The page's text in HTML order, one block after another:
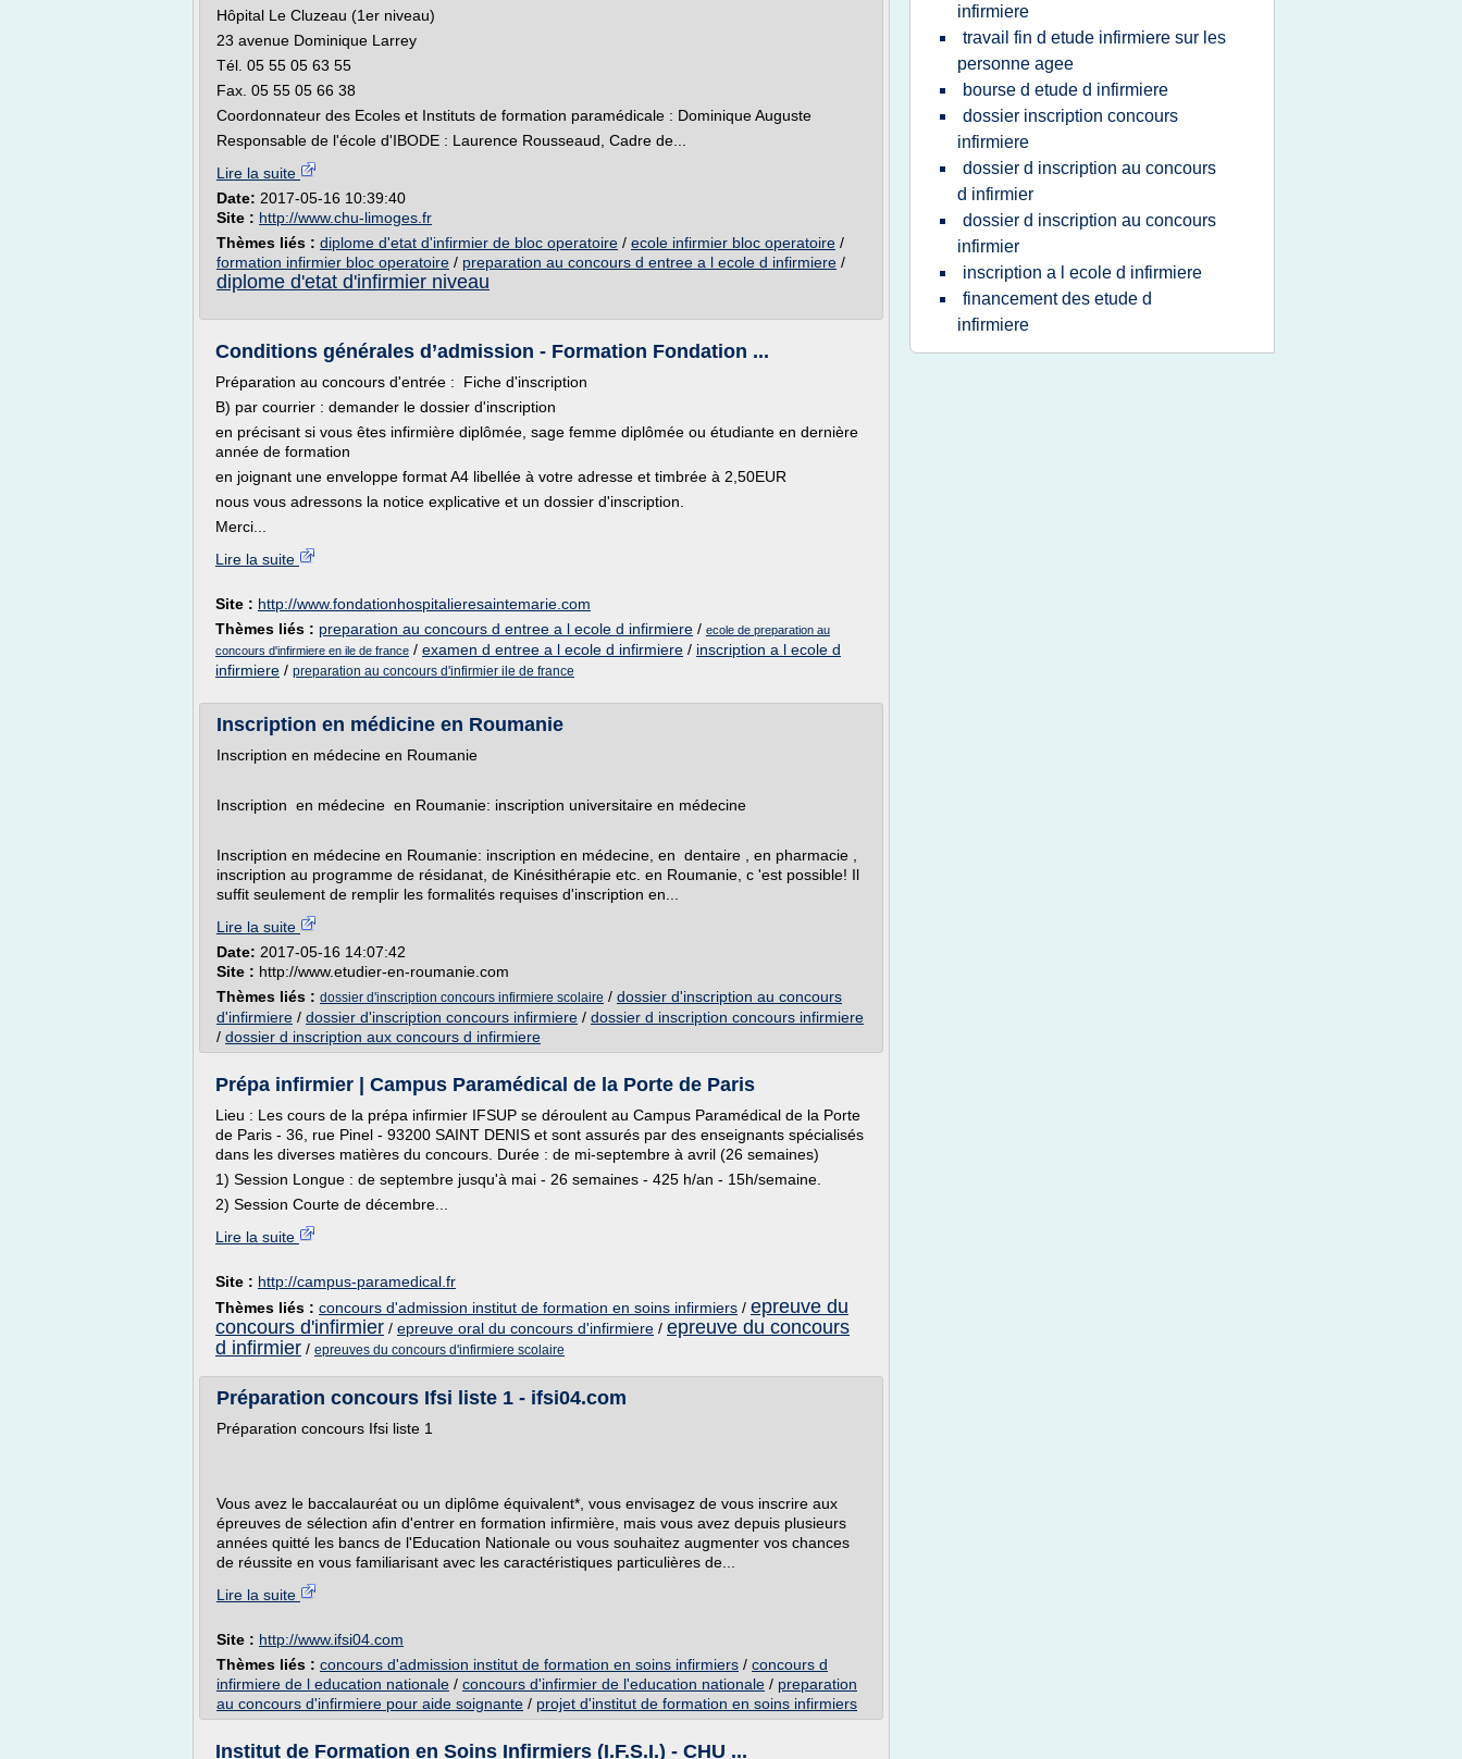
Hôpital Le Cluzeau (1er niveau)
23 avenue Dominique Larrey
Tél. 05 55 05 63 55
Fax. 05 55 05 66 38
Coordonnateur des Ecoles et Instituts de formation paramédicale : Dominique Auguste
Responsable de l'école d'IBODE : Laurence Rousseaud, Cadre de...
Lire la suite
Date: 2017-05-16 10:39:40
Site : http://www.chu-limoges.fr
Thèmes liés : diplome d'etat d'infirmier de bloc operatoire / ecole infirmier bloc operatoire /
formation infirmier bloc operatoire / preparation au concours d entree a l ecole d infirmiere /
diplome d'etat d'infirmier niveau
Conditions générales d’admission - Formation Fondation ...
Préparation au concours d'entrée : Fiche d'inscription
B) par courrier : demander le dossier d'inscription
en précisant si vous êtes infirmière diplômée, sage femme diplômée ou étudiante en dernière
année de formation
en joignant une enveloppe format A4 libellée à votre adresse et timbrée à 2,50EUR
nous vous adressons la notice explicative et un dossier d'inscription.
Merci...
Lire la suite
Site : http://www.fondationhospitalieresaintemarie.com
Thèmes liés : preparation au concours d entree a l ecole d infirmiere / ecole de preparation au
concours d'infirmiere en ile de france / examen d entree a l ecole d infirmiere / inscription a l ecole d
infirmiere / preparation au concours d'infirmier ile de france
Inscription en médicine en Roumanie
Inscription en médecine en Roumanie
Inscription en médecine en Roumanie: inscription universitaire en médecine
Inscription en médecine en Roumanie: inscription en médecine, en dentaire , en pharmacie ,
inscription au programme de résidanat, de Kinésithérapie etc. en Roumanie, c 'est possible! Il
suffit seulement de remplir les formalités requises d'inscription en...
Lire la suite
Date: 2017-05-16 14:07:42
Site : http://www.etudier-en-roumanie.com
Thèmes liés : dossier d'inscription concours infirmiere scolaire / dossier d'inscription au concours
d'infirmiere / dossier d'inscription concours infirmiere / dossier d inscription concours infirmiere
/ dossier d inscription aux concours d infirmiere
Prépa infirmier | Campus Paramédical de la Porte de Paris
Lieu : Les cours de la prépa infirmier IFSUP se déroulent au Campus Paramédical de la Porte
de Paris - 36, rue Pinel - 93200 SAINT DENIS et sont assurés par des enseignants spécialisés
dans les diverses matières du concours. Durée : de mi-septembre à avril (26 semaines)
1) Session Longue : de septembre jusqu'à mai - 26 semaines - 425 h/an - 15h/semaine.
2) Session Courte de décembre...
Lire la suite
Site : http://campus-paramedical.fr
Thèmes liés : concours d'admission institut de formation en soins infirmiers / epreuve du
concours d'infirmier / epreuve oral du concours d'infirmiere / epreuve du concours
d infirmier / epreuves du concours d'infirmiere scolaire
Préparation concours Ifsi liste 1 - ifsi04.com
Préparation concours Ifsi liste 1
Vous avez le baccalauréat ou un diplôme équivalent*, vous envisagez de vous inscrire aux
épreuves de sélection afin d'entrer en formation infirmière, mais vous avez depuis plusieurs
années quitté les bancs de l'Education Nationale ou vous souhaitez augmenter vos chances
de réussite en vous familiarisant avec les caractéristiques particulières de...
Lire la suite
Site : http://www.ifsi04.com
Thèmes liés : concours d'admission institut de formation en soins infirmiers / concours d
infirmiere de l education nationale / concours d'infirmier de l'education nationale / preparation
au concours d'infirmiere pour aide soignante / projet d'institut de formation en soins infirmiers
Institut de Formation en Soins Infirmiers (I.F.S.I.) - CHU ...
infirmiere
travail fin d etude infirmiere sur les
personne agee
bourse d etude d infirmiere
dossier inscription concours
infirmiere
dossier d inscription au concours
d infirmier
dossier d inscription au concours
infirmier
inscription a l ecole d infirmiere
financement des etude d
infirmiere